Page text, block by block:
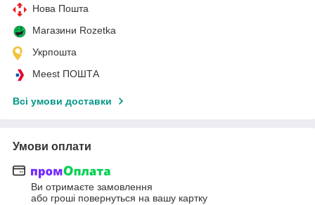
Нова Пошта
Магазини Rozetka
Укрпошта
Meest ПОШТА
Всі умови доставки
Умови оплати
Ви отримаєте замовлення
або гроші повернуться на вашу картку